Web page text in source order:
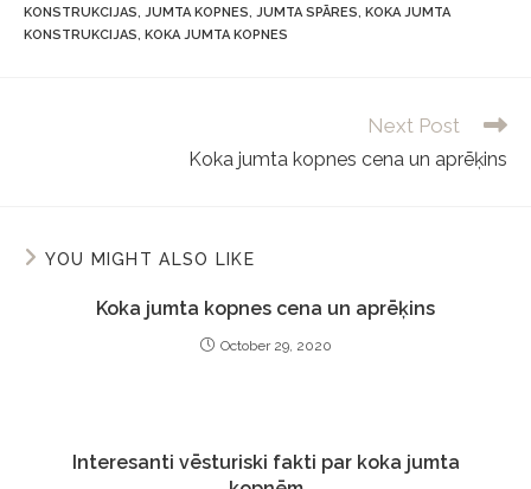
KONSTRUKCIJAS, JUMTA KOPNES, JUMTA SPĀRES, KOKA JUMTA
KONSTRUKCIJAS, KOKA JUMTA KOPNES
Next Post
Koka jumta kopnes cena un aprēķins
YOU MIGHT ALSO LIKE
Koka jumta kopnes cena un aprēķins
October 29, 2020
Interesanti vēsturiski fakti par koka jumta